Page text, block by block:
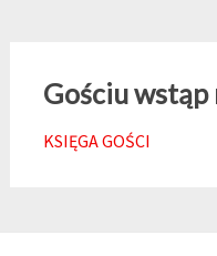
Gościu
KSIĘGA GOŚCI